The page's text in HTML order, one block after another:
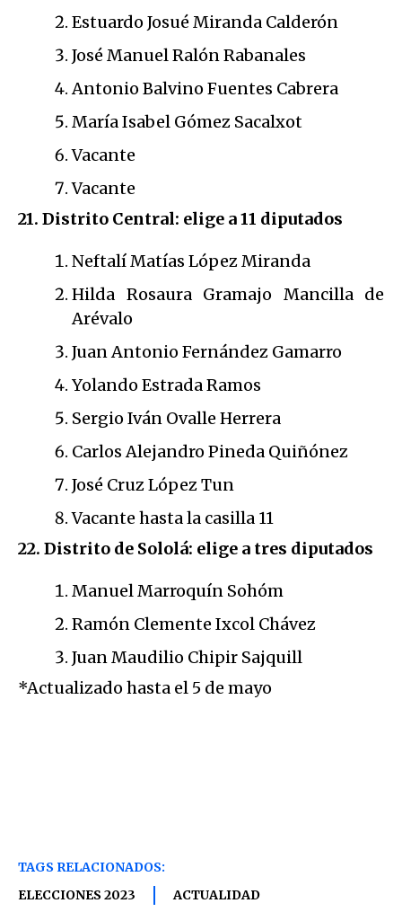
Estuardo Josué Miranda Calderón
José Manuel Ralón Rabanales
Antonio Balvino Fuentes Cabrera
María Isabel Gómez Sacalxot
Vacante
Vacante
21. Distrito Central: elige a 11 diputados
Neftalí Matías López Miranda
Hilda Rosaura Gramajo Mancilla de
Arévalo
Juan Antonio Fernández Gamarro
Yolando Estrada Ramos
Sergio Iván Ovalle Herrera
Carlos Alejandro Pineda Quiñónez
José Cruz López Tun
Vacante hasta la casilla 11
22. Distrito de Sololá: elige a tres diputados
Manuel Marroquín Sohóm
Ramón Clemente Ixcol Chávez
Juan Maudilio Chipir Sajquill
*Actualizado hasta el 5 de mayo
TAGS RELACIONADOS:
ELECCIONES 2023
ACTUALIDAD